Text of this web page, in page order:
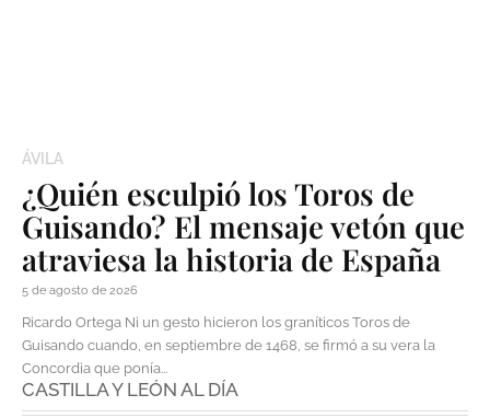
ÁVILA
¿Quién esculpió los Toros de
Guisando? El mensaje vetón que
atraviesa la historia de España
5 de agosto de 2026
Ricardo Ortega Ni un gesto hicieron los graníticos Toros de
Guisando cuando, en septiembre de 1468, se firmó a su vera la
Concordia que ponía...
CASTILLA Y LEÓN AL DÍA